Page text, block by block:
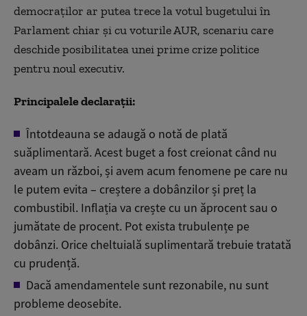
democraților ar putea trece la votul bugetului în
Parlament chiar și cu voturile AUR, scenariu care
deschide posibilitatea unei prime crize politice
pentru noul executiv.
Principalele declarații:
Întotdeauna se adaugă o notă de plată
suăplimentară. Acest buget a fost creionat când nu
aveam un război, și avem acum fenomene pe care nu
le putem evita – creștere a dobânzilor și preț la
combustibil. Inflația va crește cu un ăprocent sau o
jumătate de procent. Pot exista trubulențe pe
dobânzi. Orice cheltuială suplimentară trebuie tratată
cu prudență.
Dacă amendamentele sunt rezonabile, nu sunt
probleme deosebite.